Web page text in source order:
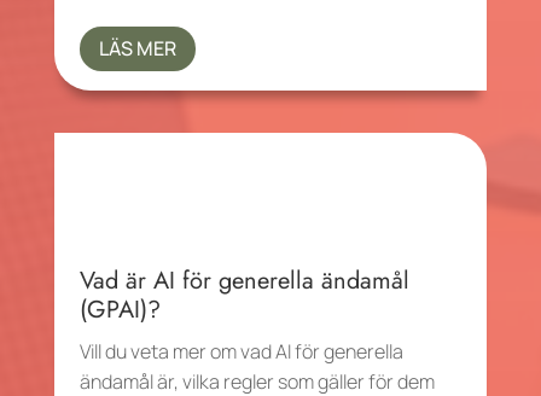
LÄS MER
Vad är AI för generella ändamål
(GPAI)?
Vill du veta mer om vad AI för generella
ändamål är, vilka regler som gäller för dem